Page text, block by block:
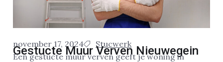
november 17, 2024 Stucwerk
Gestucte Muur Verven Nieuwegein
Een gestucte muur verven geeft je woning in